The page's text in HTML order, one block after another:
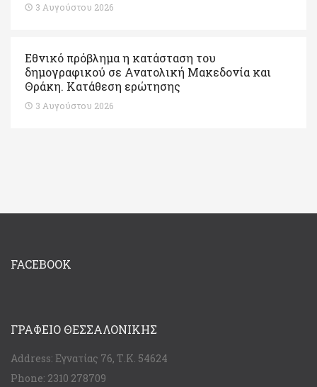
3 Αυγούστου 2026
Εθνικό πρόβλημα η κατάσταση του
δημογραφικού σε Ανατολική Μακεδονία και
Θράκη. Κατάθεση ερώτησης
3 Αυγούστου 2026
FACEBOOK
ΓΡΑΦΕΊΟ ΘΕΣΣΑΛΟΝΊΚΗΣ
Address: Εγνατίας 76, Τ.Κ. 54624
Phone: 2310 278709